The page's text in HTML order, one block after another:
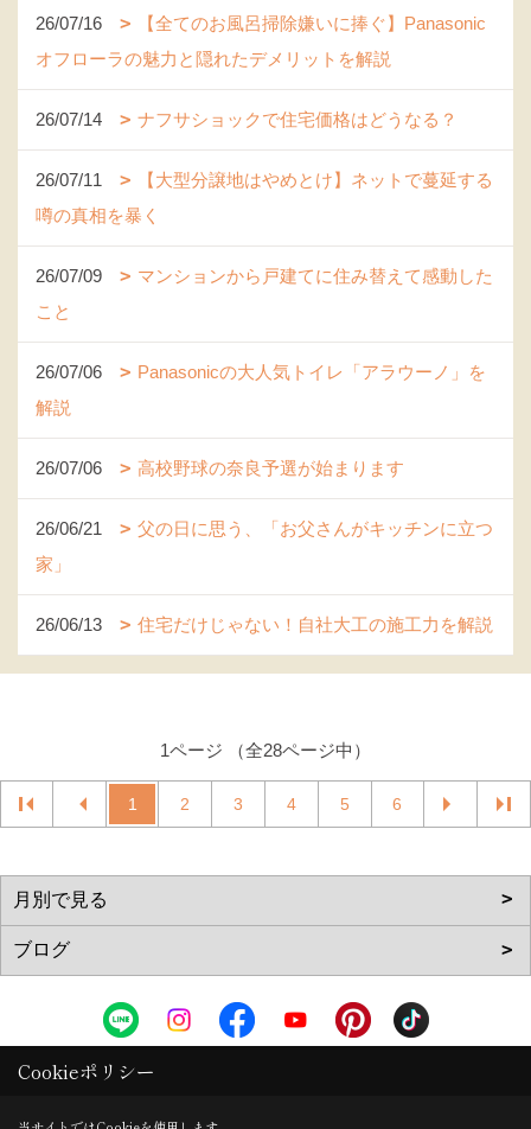
26/07/16
【全てのお風呂掃除嫌いに捧ぐ】Panasonic
オフローラの魅力と隠れたデメリットを解説
26/07/14 ナフサショックで住宅価格はどうなる？
26/07/11
【大型分譲地はやめとけ】ネットで蔓延する
噂の真相を暴く
26/07/09
マンションから戸建てに住み替えて感動した
こと
26/07/06
Panasonicの大人気トイレ「アラウーノ」を
解説
26/07/06 高校野球の奈良予選が始まります
26/06/21
父の日に思う、「お父さんがキッチンに立つ
家」
26/06/13 住宅だけじゃない！自社大工の施工力を解説
1ページ （全28ページ中）
1 2 3 4 5 6
株式会社 垣本ハウジング
Cookieポリシー